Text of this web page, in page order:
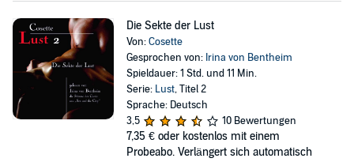
Die Sekte der Lust
Von:Cosette
Gesprochen von: Irina von Bentheim
Spieldauer: 1 Std. und 11 Min.
Serie: Lust, Titel 2
Sprache: Deutsch
3,5
10 Bewertungen
7,35 € oder kostenlos mit einem
Probeabo. Verlängert sich automatisch